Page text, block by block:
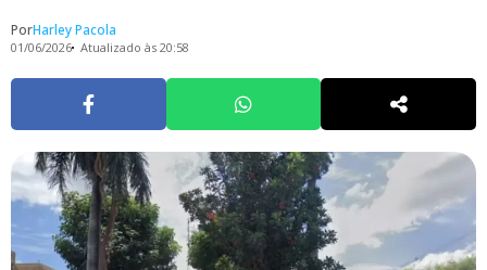
PorHarley Pacola
01/06/2026 Atualizado às 20:58